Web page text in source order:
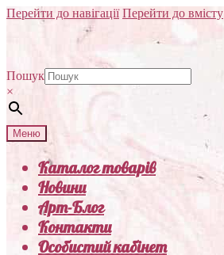
Перейти до навігації Перейти до вмісту
Пошук
×
Меню
Каталог товарів
Новини
Арт-Блог
Контакти
Особистий кабінет